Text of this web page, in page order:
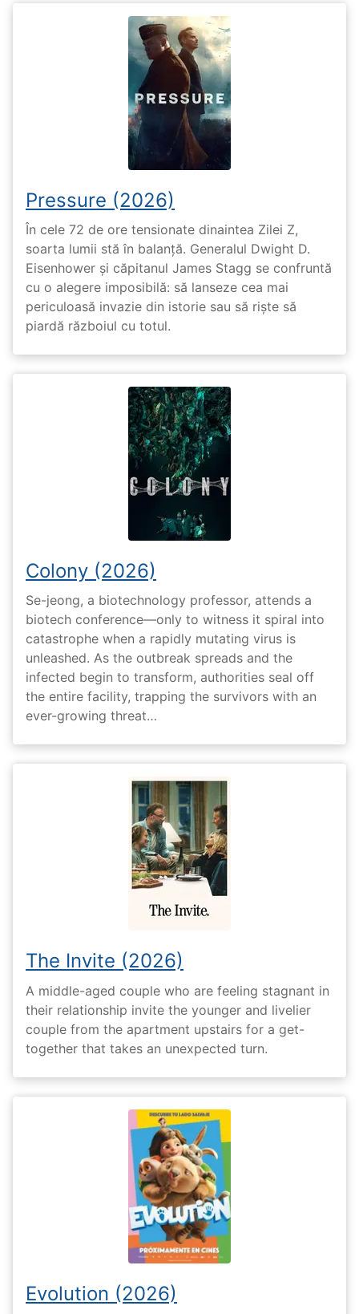
Pressure (2026)
În cele 72 de ore tensionate dinaintea Zilei Z,
soarta lumii stă în balanță. Generalul Dwight D.
Eisenhower și căpitanul James Stagg se confruntă
cu o alegere imposibilă: să lanseze cea mai
periculoasă invazie din istorie sau să riște să
piardă războiul cu totul.
Colony (2026)
Se-jeong, a biotechnology professor, attends a
biotech conference—only to witness it spiral into
catastrophe when a rapidly mutating virus is
unleashed. As the outbreak spreads and the
infected begin to transform, authorities seal off
the entire facility, trapping the survivors with an
ever-growing threat…
The Invite (2026)
A middle-aged couple who are feeling stagnant in
their relationship invite the younger and livelier
couple from the apartment upstairs for a get-
together that takes an unexpected turn.
Evolution (2026)